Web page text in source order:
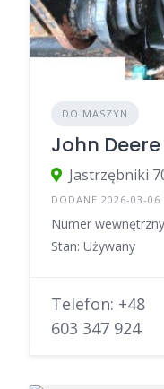
DO MASZYN
John
Jastrzębniki
DODANE 2026-03-06
Numer
Stan: Używany
Telefon: +48
603 347 924